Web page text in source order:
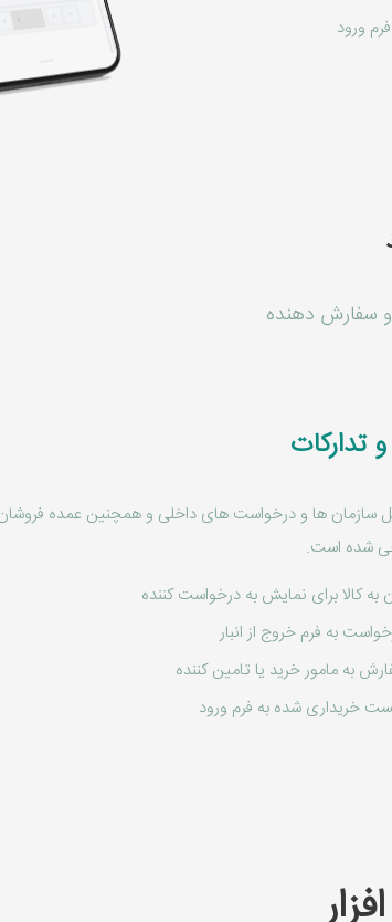
ورود
و سفارش دهنده
تدارکات
سازمان ها و درخواست های داخلی و همچنین عمده
شده است.
به کالا برای نمایش به درخواست کننده
به فرم خروج از انبار
به مامور خرید یا تامین کننده
خریداری شده به فرم ورود